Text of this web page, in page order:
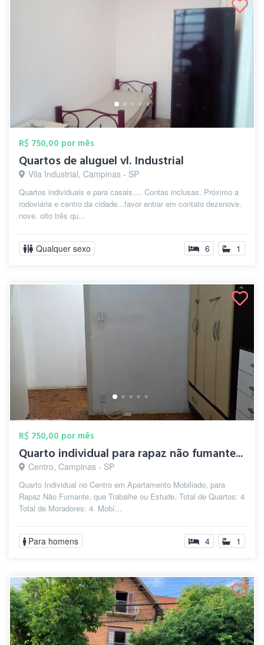
R$ 750,00 por mês
Quartos de aluguel vl. Industrial
Vila Industrial, Campinas - SP
Quartos individuais e para casais.... Contas inclusas. Próximo a
rodoviária e centro da cidade...favor entrar em contato dezenove.
nove. oito três qu...
Qualquer sexo 6 1
R$ 750,00 por mês
Quarto individual para rapaz não fumante...
Centro, Campinas - SP
Quarto Individual no Centro em Apartamento Mobiliado, para
Rapaz Não Fumante, que Trabalhe ou Estude. Total de Quartos: 4
Total de Moradores: 4. Mobí...
Para homens 4 1